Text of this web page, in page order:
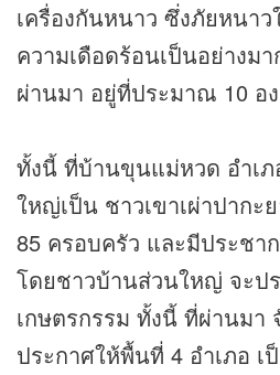
เครื่องกันหนาว ซึ่งภัยหนา
ความเดือดร้อนเป็นอย่างม
ผ่านมา อยู่ที่ประมาณ 10 อ
ทั้งนี้ ที่บ้านขุนแม่หวด อำเ
ใหญ่เป็น ชาวเขาเผ่าปากะ
85 ครอบครัว และมีประชา
โดยชาวบ้านส่วนใหญ่ จะป
เกษตรกรรม ทั้งนี้ ที่ผ่านมา
ประกาศให้พื้นที่ 4 อำเภอ